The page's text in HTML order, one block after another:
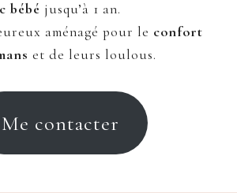
bébé jusqu’à 1 an.
aménagé pour le confort
et de leurs loulous.
Me contacter